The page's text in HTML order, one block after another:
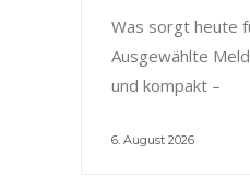
Was sorgt heute
Ausgewählte
und kompakt –
6. August 2026